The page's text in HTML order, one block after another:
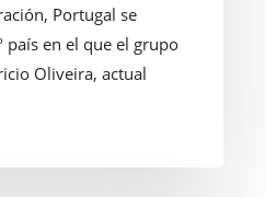
Portugal se
país en el que el grupo
Oliveira, actual